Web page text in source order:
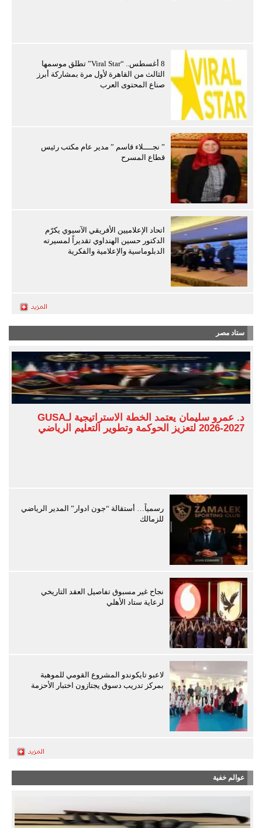
8 أغسطس.. “Viral Star” تطلق موسمها
الثالث من القاهرة لأول مرة بمشاركة أبرز
صناع المحتوى العرب
” نجــــلاء قاسم ” مدير عام مكتب رئيس
قطاع المسرح
اتحاد الإعلاميين الأفريقي الآسيوي يكرّم
الدكتور حسين الهنداوي تقديراً لمسيرته
الدبلوماسية والإعلامية والفكرية
ستاد مصر
د. عمرو سليمان يعتمد الخطة الاستراتيجية لـGUSA
2026-2027 لتعزيز الحوكمة وتطوير التعليم الرياضي
رسمياً… أستقالة “جون ادوار” المدير الرياضي
للزمالك
نجاح غير مسبوق تفاصيل العقد التاريخي
لرعاية ستاد الأهلي
لاعبو تايكوندو المشروع القومي للموهبة
بمركز تدريب دسوق يجتازون اختبار الأحزمة
عوالم خفية